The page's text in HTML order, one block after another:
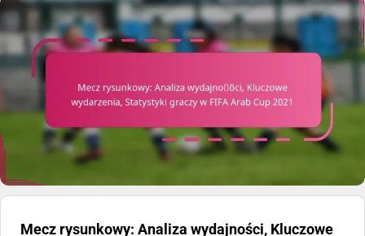
Mecz rysunkowy: Analiza wydajności, Kluczowe